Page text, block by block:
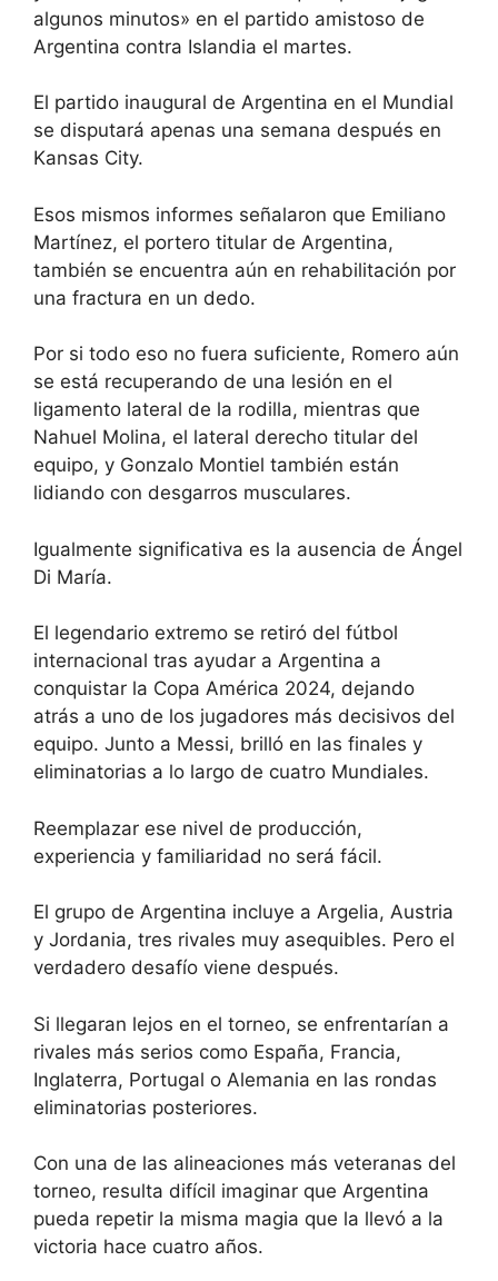
algunos minutos» en el partido amistoso de
Argentina contra Islandia el martes.
El partido inaugural de Argentina en el Mundial
se disputará apenas una semana después en
Kansas City.
Esos mismos informes señalaron que Emiliano
Martínez, el portero titular de Argentina,
también se encuentra aún en rehabilitación por
una fractura en un dedo.
Por si todo eso no fuera suficiente, Romero aún
se está recuperando de una lesión en el
ligamento lateral de la rodilla, mientras que
Nahuel Molina, el lateral derecho titular del
equipo, y Gonzalo Montiel también están
lidiando con desgarros musculares.
Igualmente significativa es la ausencia de Ángel
Di María.
El legendario extremo se retiró del fútbol
internacional tras ayudar a Argentina a
conquistar la Copa América 2024, dejando
atrás a uno de los jugadores más decisivos del
equipo. Junto a Messi, brilló en las finales y
eliminatorias a lo largo de cuatro Mundiales.
Reemplazar ese nivel de producción,
experiencia y familiaridad no será fácil.
El grupo de Argentina incluye a Argelia, Austria
y Jordania, tres rivales muy asequibles. Pero el
verdadero desafío viene después.
Si llegaran lejos en el torneo, se enfrentarían a
rivales más serios como España, Francia,
Inglaterra, Portugal o Alemania en las rondas
eliminatorias posteriores.
Con una de las alineaciones más veteranas del
torneo, resulta difícil imaginar que Argentina
pueda repetir la misma magia que la llevó a la
victoria hace cuatro años.